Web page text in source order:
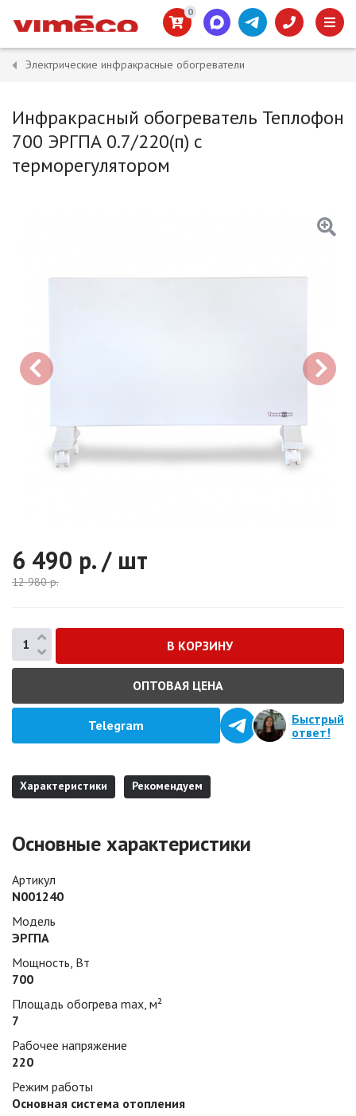
0
Электрические инфракрасные обогреватели
Инфракрасный обогреватель Теплофон
700 ЭРГПА 0.7/220(п) с
терморегулятором
6 490 р. / шт
12 980р.
ОПТОВАЯ ЦЕНА
Telegram
Быстрый
ответ!
Характеристики Рекомендуем
Основные характеристики
Артикул
N001240
Модель
ЭРГПА
Мощность, Вт
700
Площадь обогрева max, м²
7
Рабочее напряжение
220
Режим работы
Основная система отопления